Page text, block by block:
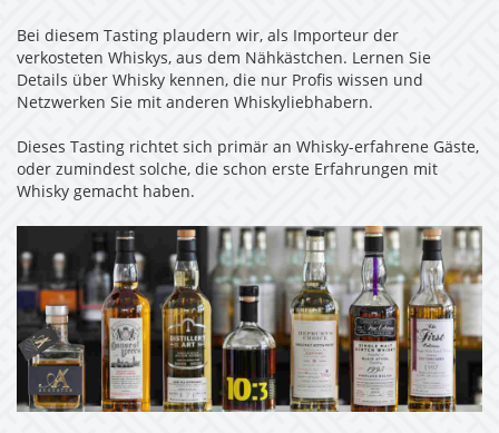
Bei diesem Tasting plaudern wir, als Importeur der
verkosteten Whiskys, aus dem Nähkästchen. Lernen Sie
Details über Whisky kennen, die nur Profis wissen und
Netzwerken Sie mit anderen Whiskyliebhabern.
Dieses Tasting richtet sich primär an Whisky-erfahrene Gäste,
oder zumindest solche, die schon erste Erfahrungen mit
Whisky gemacht haben.